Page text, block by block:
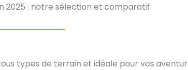
2025 : notre sélection et comparatif
types de terrain et idéale pour vos